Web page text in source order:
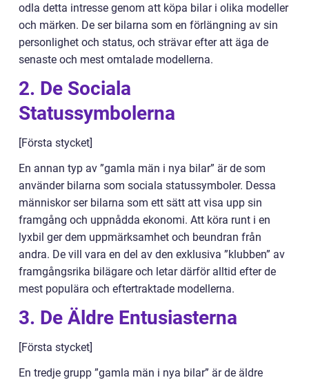
odla detta intresse genom att köpa bilar i olika modeller
och märken. De ser bilarna som en förlängning av sin
personlighet och status, och strävar efter att äga de
senaste och mest omtalade modellerna.
2. De Sociala
Statussymbolerna
[Första stycket]
En annan typ av ”gamla män i nya bilar” är de som
använder bilarna som sociala statussymboler. Dessa
människor ser bilarna som ett sätt att visa upp sin
framgång och uppnådda ekonomi. Att köra runt i en
lyxbil ger dem uppmärksamhet och beundran från
andra. De vill vara en del av den exklusiva ”klubben” av
framgångsrika bilägare och letar därför alltid efter de
mest populära och eftertraktade modellerna.
3. De Äldre Entusiasterna
[Första stycket]
En tredje grupp ”gamla män i nya bilar” är de äldre